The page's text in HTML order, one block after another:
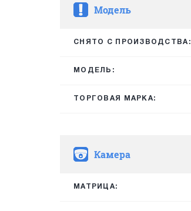
Модель
СНЯТО С ПРОИЗВОДСТВА:
МОДЕЛЬ:
ТОРГОВАЯ МАРКА:
Камера
МАТРИЦА: